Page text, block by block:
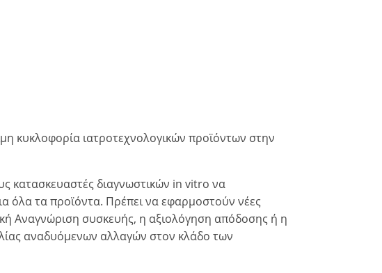
κυκλοφορία ιατροτεχνολογικών προϊόντων στην
κατασκευαστές διαγνωστικών in vitro να
όλα τα προϊόντα. Πρέπει να εφαρμοστούν νέες
Αναγνώριση συσκευής, η αξιολόγηση απόδοσης ή η
αναδυόμενων αλλαγών στον κλάδο των